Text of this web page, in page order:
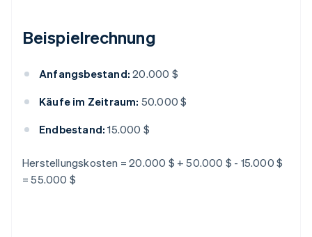
Beispielrechnung
Anfangsbestand: 20.000 $
Käufe im Zeitraum: 50.000 $
Endbestand: 15.000 $
Herstellungskosten = 20.000 $ + 50.000 $ - 15.000 $
= 55.000 $